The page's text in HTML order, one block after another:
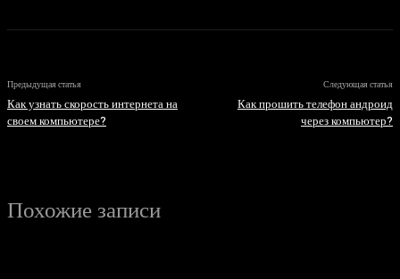
Предыдущая статья
Как узнать скорость интернета на
своем компьютере?
Следующая статья
Как прошить телефон андроид
через компьютер?
Похожие записи